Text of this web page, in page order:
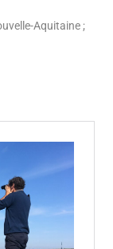
Aquitaine ;